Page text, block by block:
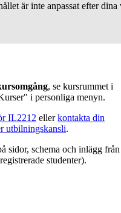
är inte anpassat efter dina
, se kursrummet i
i personliga menyn.
IL2212 ellerkontakta din
utbilningskansli.
sidor, schema och inlägg från
studenter).